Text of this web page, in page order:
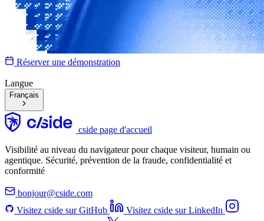
Réserver une démonstration
Langue
Français
cside page d'accueil
Visibilité au niveau du navigateur pour chaque visiteur, humain ou
agentique. Sécurité, prévention de la fraude, confidentialité et
conformité
bonjour@cside.com
Visitez cside sur GitHub
Visitez cside sur LinkedIn